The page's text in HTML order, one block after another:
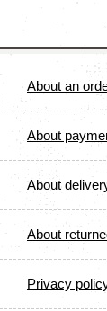
About an
About
About
About
Privacy